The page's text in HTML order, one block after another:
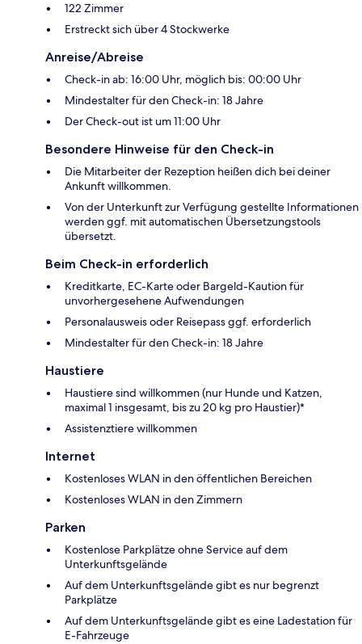
122 Zimmer
Erstreckt sich über 4 Stockwerke
Anreise/Abreise
Check-in ab: 16:00 Uhr, möglich bis: 00:00 Uhr
Mindestalter für den Check-in: 18 Jahre
Der Check-out ist um 11:00 Uhr
Besondere Hinweise für den Check-in
Die Mitarbeiter der Rezeption heißen dich bei deiner
Ankunft willkommen.
Von der Unterkunft zur Verfügung gestellte Informationen
werden ggf. mit automatischen Übersetzungstools
übersetzt.
Beim Check-in erforderlich
Kreditkarte, EC-Karte oder Bargeld-Kaution für
unvorhergesehene Aufwendungen
Personalausweis oder Reisepass ggf. erforderlich
Mindestalter für den Check-in: 18 Jahre
Haustiere
Haustiere sind willkommen (nur Hunde und Katzen,
maximal 1 insgesamt, bis zu 20 kg pro Haustier)*
Assistenztiere willkommen
Internet
Kostenloses WLAN in den öffentlichen Bereichen
Kostenloses WLAN in den Zimmern
Parken
Kostenlose Parkplätze ohne Service auf dem
Unterkunftsgelände
Auf dem Unterkunftsgelände gibt es nur begrenzt
Parkplätze
Auf dem Unterkunftsgelände gibt es eine Ladestation für
E-Fahrzeuge